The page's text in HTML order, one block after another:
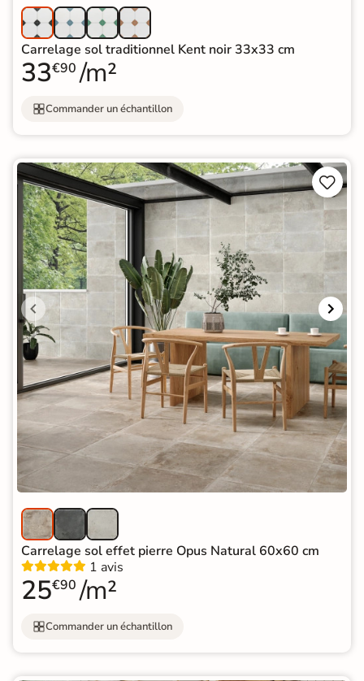
Carrelage sol traditionnel Kent noir 33x33 cm
33€90 /m²
Commander un échantillon


Carrelage sol effet pierre Opus Natural 60x60 cm
1 avis
25€90 /m²
Commander un échantillon